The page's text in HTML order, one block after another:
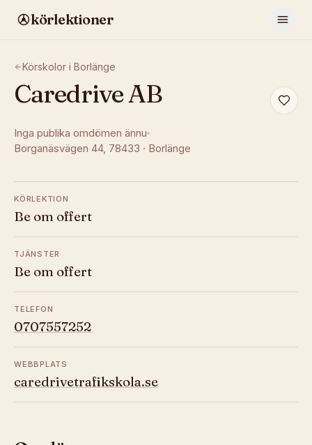
körlektioner
Körskolor i Borlänge
Caredrive AB
Inga publika omdömen ännu
Borganäsvägen 44, 78433 · Borlänge
KÖRLEKTION
Be om offert
TJÄNSTER
Be om offert
TELEFON
0707557252
WEBBPLATS
caredrivetrafikskola.se